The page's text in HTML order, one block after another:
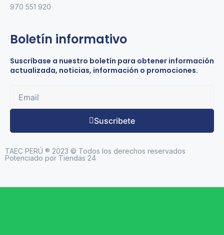
970 551 920
Boletín informativo
Suscríbase a nuestro boletín para obtener información
actualizada, noticias, información o promociones.
Suscribete
TAEC PERÚ ® 2023 © Todos los derechos reservados
Potenciado por Tiendas 24